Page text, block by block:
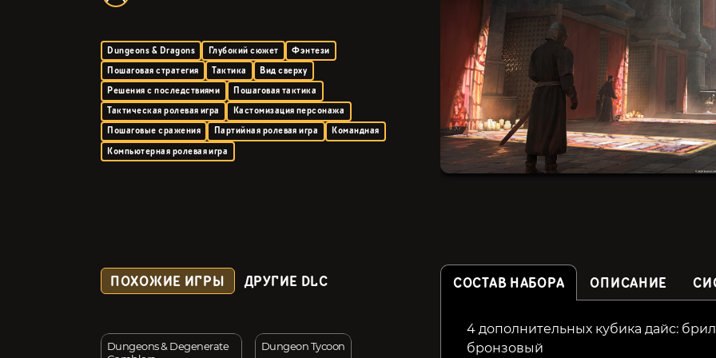
Dungeons & Dragons Глубокий сюжет
Фэнтези
Пошаговая стратегия
Тактика
Вид сверху
Решения с последствиями
Пошаговая тактика
Тактическая ролевая игра
Кастомизация персонажа
Пошаговые сражения
Партийная ролевая игра
Командная
Компьютерная ролевая игра
ПОХОЖИЕ ИГРЫ ДРУГИЕ DLC
Dungeons & Degenerate
Dungeon Tycoon
Armies of Death (Fighting
СОСТАВ НАБОРА ОПИСАНИЕ
4 дополнительных кубика дайс:
бронзовый